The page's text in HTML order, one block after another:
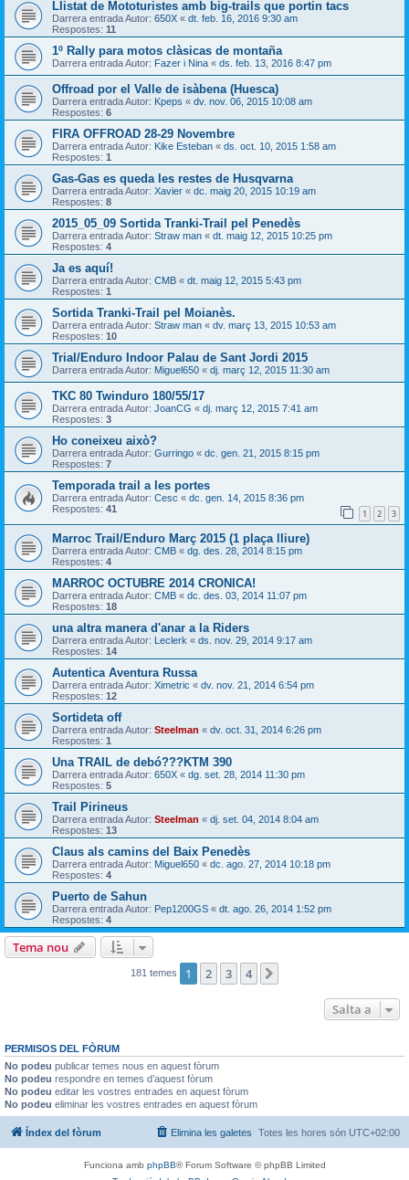
Llistat de Mototuristes amb big-trails que portin tacs
Darrera entrada Autor: 650X « dt. feb. 16, 2016 9:30 am
Respostes: 11
1º Rally para motos clàsicas de montaña
Darrera entrada Autor: Fazer i Nina « ds. feb. 13, 2016 8:47 pm
Offroad por el Valle de isàbena (Huesca)
Darrera entrada Autor: Kpeps « dv. nov. 06, 2015 10:08 am
Respostes: 6
FIRA OFFROAD 28-29 Novembre
Darrera entrada Autor: Kike Esteban « ds. oct. 10, 2015 1:58 am
Respostes: 1
Gas-Gas es queda les restes de Husqvarna
Darrera entrada Autor: Xavier « dc. maig 20, 2015 10:19 am
Respostes: 8
2015_05_09 Sortida Tranki-Trail pel Penedès
Darrera entrada Autor: Straw man « dt. maig 12, 2015 10:25 pm
Respostes: 4
Ja es aquí!
Darrera entrada Autor: CMB « dt. maig 12, 2015 5:43 pm
Respostes: 1
Sortida Tranki-Trail pel Moianès.
Darrera entrada Autor: Straw man « dv. març 13, 2015 10:53 am
Respostes: 10
Trial/Enduro Indoor Palau de Sant Jordi 2015
Darrera entrada Autor: Miguel650 « dj. març 12, 2015 11:30 am
TKC 80 Twinduro 180/55/17
Darrera entrada Autor: JoanCG « dj. març 12, 2015 7:41 am
Respostes: 3
Ho coneixeu això?
Darrera entrada Autor: Gurringo « dc. gen. 21, 2015 8:15 pm
Respostes: 7
Temporada trail a les portes
Darrera entrada Autor: Cesc « dc. gen. 14, 2015 8:36 pm
Respostes: 41 1 2 3
Marroc Trail/Enduro Març 2015 (1 plaça lliure)
Darrera entrada Autor: CMB « dg. des. 28, 2014 8:15 pm
Respostes: 4
MARROC OCTUBRE 2014 CRONICA!
Darrera entrada Autor: CMB « dc. des. 03, 2014 11:07 pm
Respostes: 18
una altra manera d'anar a la Riders
Darrera entrada Autor: Leclerk « ds. nov. 29, 2014 9:17 am
Respostes: 14
Autentica Aventura Russa
Darrera entrada Autor: Ximetric « dv. nov. 21, 2014 6:54 pm
Respostes: 12
Sortideta off
Darrera entrada Autor: Steelman « dv. oct. 31, 2014 6:26 pm
Respostes: 1
Una TRAIL de debó???KTM 390
Darrera entrada Autor: 650X « dg. set. 28, 2014 11:30 pm
Respostes: 5
Trail Pirineus
Darrera entrada Autor: Steelman « dj. set. 04, 2014 8:04 am
Respostes: 13
Claus als camins del Baix Penedès
Darrera entrada Autor: Miguel650 « dc. ago. 27, 2014 10:18 pm
Respostes: 4
Puerto de Sahun
Darrera entrada Autor: Pep1200GS « dt. ago. 26, 2014 1:52 pm
Respostes: 4
Tema nou
181 temes 1 2 3 4
Salta a
PERMISOS DEL FÒRUM
No podeu publicar temes nous en aquest fòrum
No podeu respondre en temes d’aquest fòrum
No podeu editar les vostres entrades en aquest fòrum
No podeu eliminar les vostres entrades en aquest fòrum
Índex del fòrum Totes les hores són UTC+02:00
Elimina les galetes
Funciona amb phpBB® Forum Software © phpBB Limited